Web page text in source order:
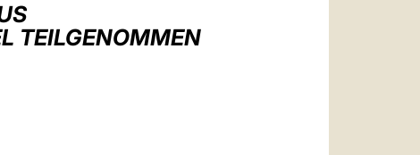
DEUTSCH
TEILGENOMMEN